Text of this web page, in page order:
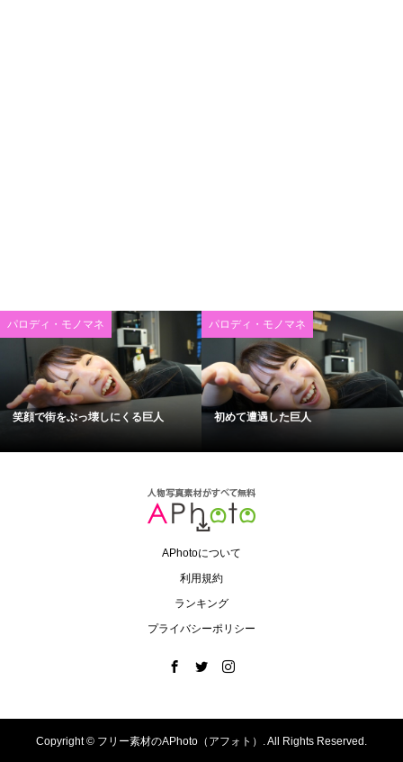
パロディ・モノマネ
笑顔で街をぶっ壊しにくる巨人
パロディ・モノマネ
初めて遭遇した巨人
APhotoについて
利用規約
ランキング
プライバシーポリシー
Copyright © フリー素材のAPhoto（アフォト）. All Rights Reserved.